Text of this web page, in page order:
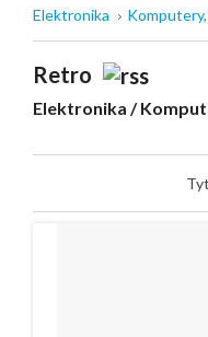
Elektronika
Retro
Elektronika /